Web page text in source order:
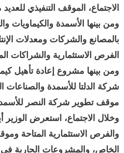
الاجتماع، الموقف التنفيذي
ومن بينها الأسمدة والكيماويات
بالمصانع والشركات ومعدلات
الفرص الاستثمارية والشراكات
شركة الدلتا للأسمدة والصناعات
موقف تطوير شركة النصر
وخلال الاجتماع، استعرض الوزير
والفرص الاستثمارية المتاحة
الخاص، والمشروعات الجارية